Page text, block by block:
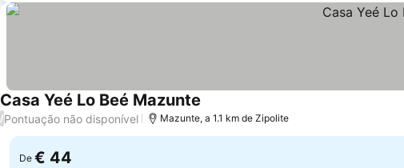
Casa Yeé Lo Beé Mazunte
/Pontuação não disponível Mazunte, a 1.1 km de Zipolite
De € 44